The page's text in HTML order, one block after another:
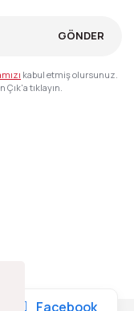
GÖNDER
kabul etmiş olursunuz.
tıklayın.
Facebook